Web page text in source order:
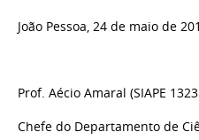
João Pessoa, 24 de maio de
Prof. Aécio Amaral (SIAPE
Chefe do Departamento de